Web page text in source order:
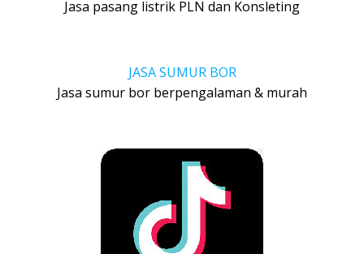
Jasa pasang listrik PLN dan Konsleting
JASA SUMUR BOR
Jasa sumur bor berpengalaman & murah